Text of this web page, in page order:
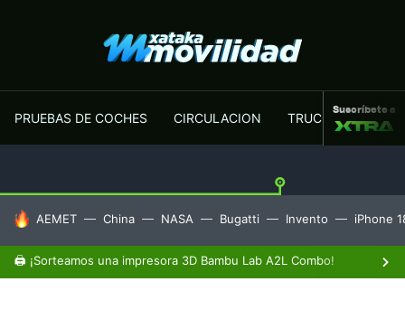
PRUEBAS DE COCHES CIRCULACION TRUCOS MOTOR
Suscríbete a
HOY SE HABLA DE
AEMET China NASA Bugatti Invento iPhone
🖨️ ¡Sorteamos una impresora 3D Bambu Lab A2L Combo!